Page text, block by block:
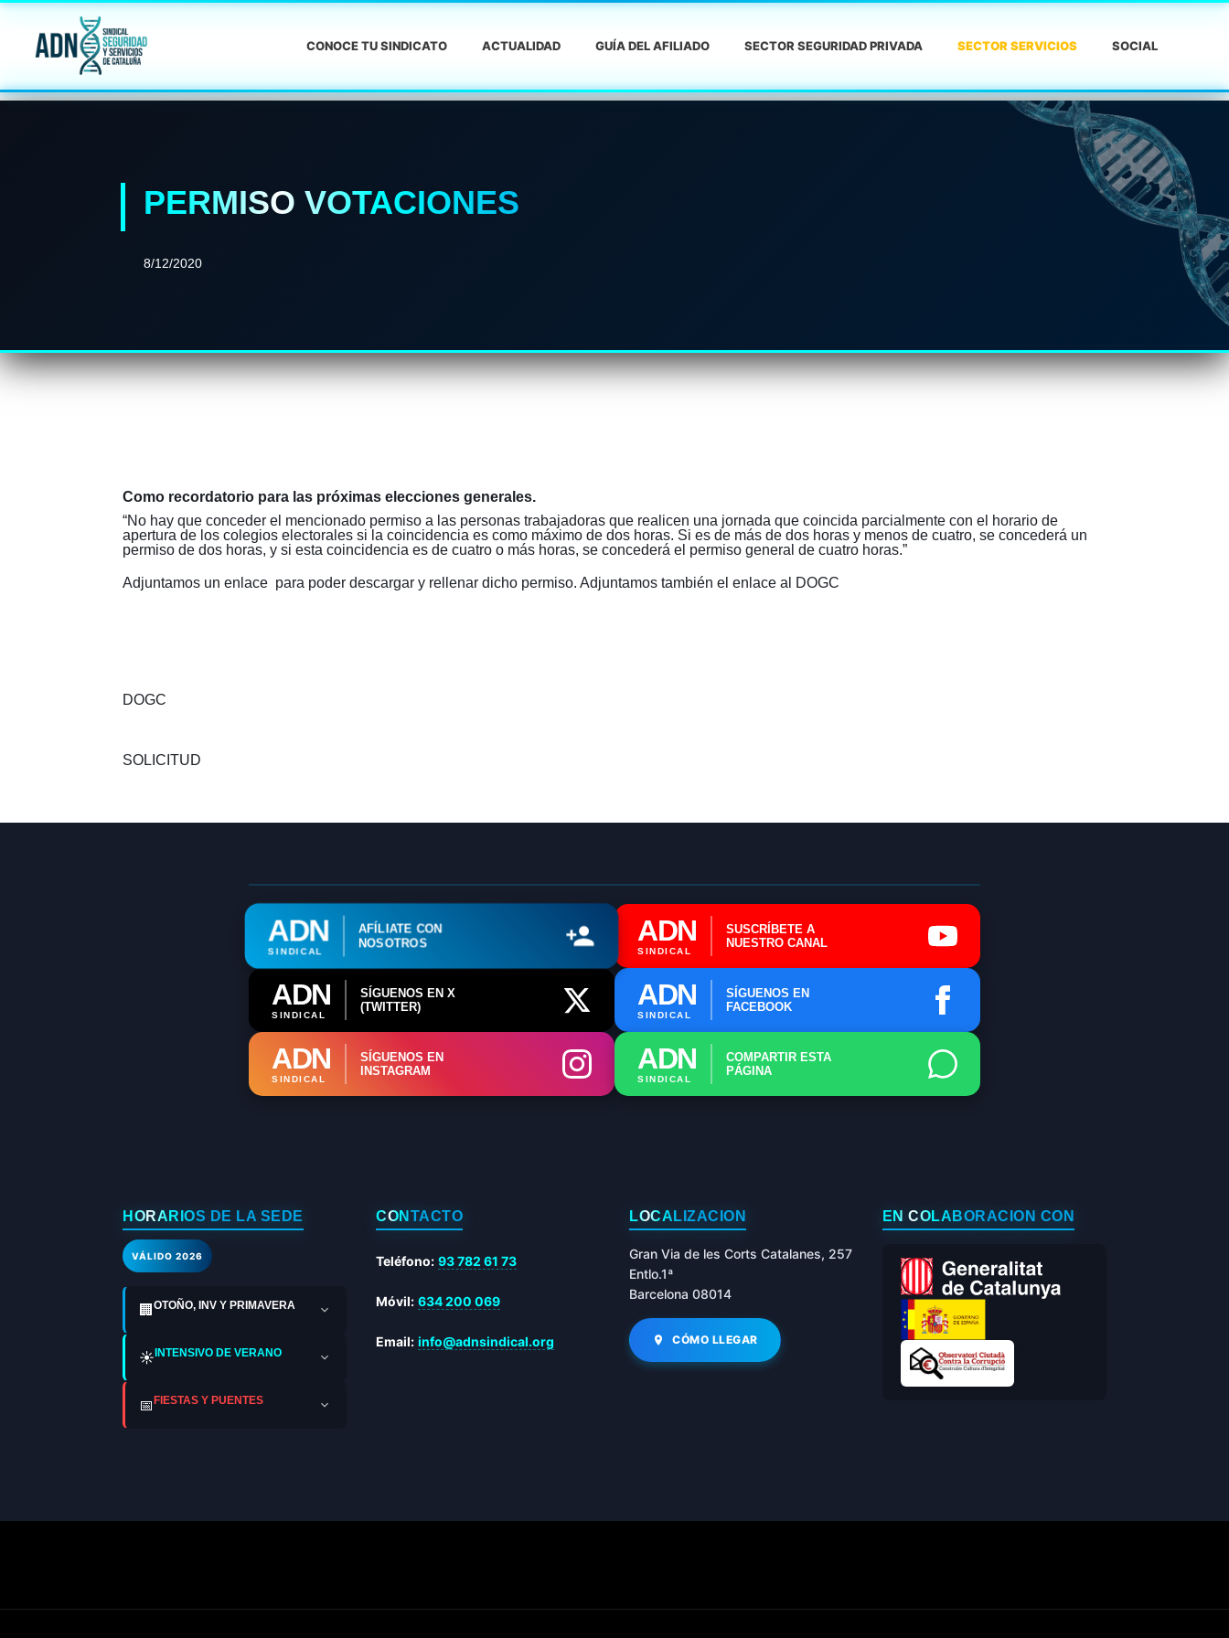
CONOCE TU SINDICATO ACTUALIDAD GUÍA DEL AFILIADO SECTOR SEGURIDAD PRIVADA SECTOR SERVICIOS SOCIAL
PERMISO VOTACIONES
8/12/2020
Como recordatorio para las próximas elecciones generales.
“No hay que conceder el mencionado permiso a las personas trabajadoras que realicen una jornada que coincida parcialmente con el horario de
apertura de los colegios electorales si la coincidencia es como máximo de dos horas. Si es de más de dos horas y menos de cuatro, se concederá un
permiso de dos horas, y si esta coincidencia es de cuatro o más horas, se concederá el permiso general de cuatro horas.”
Adjuntamos un enlace para poder descargar y rellenar dicho permiso. Adjuntamos también el enlace al DOGC
DOGC
SOLICITUD
ADN
SINDICAL
AFÍLIATE CON
NOSOTROS
ADN
SINDICAL
SUSCRÍBETE A
NUESTRO CANAL
ADN
SINDICAL
SÍGUENOS EN X
(TWITTER)
ADN
SINDICAL
SÍGUENOS EN
FACEBOOK
ADN
SINDICAL
SÍGUENOS EN
INSTAGRAM
ADN
SINDICAL
COMPARTIR ESTA
PÁGINA
HORARIOS DE LA SEDE
VÁLIDO 2026
🏢OTOÑO, INV Y PRIMAVERA
☀️INTENSIVO DE VERANO
📅FIESTAS Y PUENTES
CONTACTO
Teléfono: 93 782 61 73
Móvil: 634 200 069
Email: info@adnsindical.org
LOCALIZACIÓN
Gran Via de les Corts Catalanes, 257
Entlo.1ª
Barcelona 08014
CÓMO LLEGAR
EN COLABORACIÓN CON
🤖 Dudas Rápidas del Convenio (IA)
📊 Herramienta: Tabla Salarial PDF
📄 Herramienta: Generador Plantillas
✊ Trámite: Afiliarse al Sindicato
📍 Info: Horarios y Contacto Sede